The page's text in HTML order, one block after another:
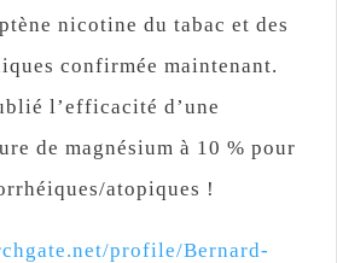
nicotine du tabac et des
confirmée maintenant.
l’efficacité d’une
de magnésium à 10 % pour
atopiques !
profile/Bernard-